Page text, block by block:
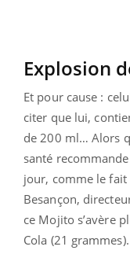
Explosion
Et pour cause :
citer que lui,
de 200 ml… Alors
santé
jour, comme le
Besançon,
ce Mojito s’avère
Cola (21